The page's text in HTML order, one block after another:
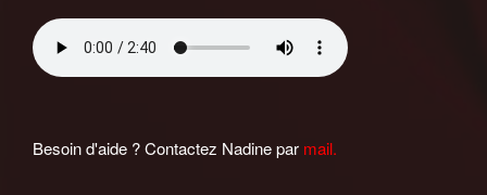
Besoin d'aide ? Contactez Nadine par mail.